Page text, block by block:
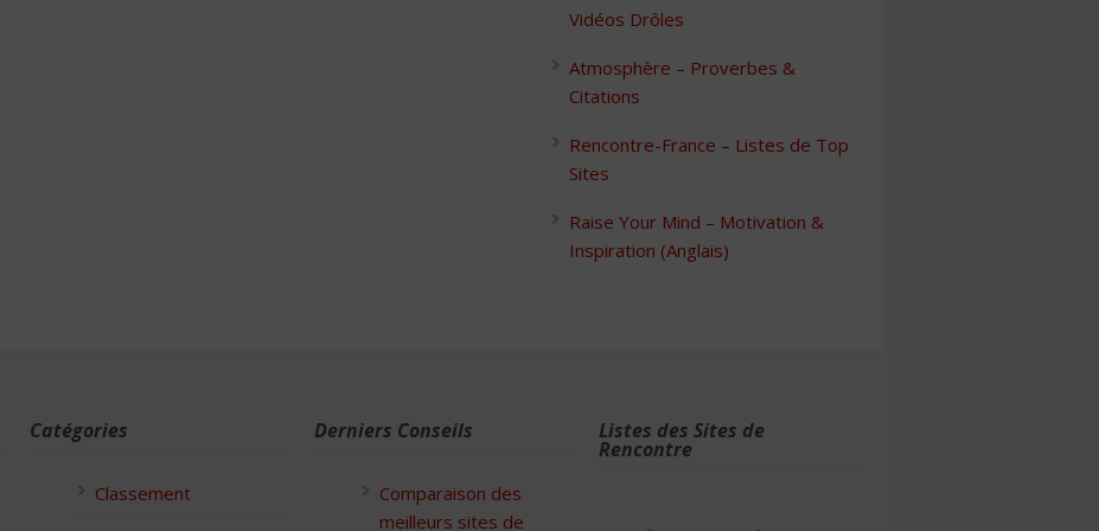
Vidéos Drôles
Atmosphère – Proverbes &
Citations
Rencontre-France – Listes de Top
Sites
Raise Your Mind – Motivation &
Inspiration (Anglais)
Catégories
Classement
Derniers Conseils
Comparaison des
meilleurs sites de
Listes des Sites de
Rencontre